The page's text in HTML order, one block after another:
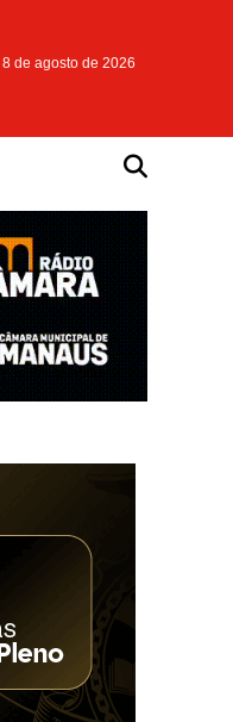
8 de agosto de 2026